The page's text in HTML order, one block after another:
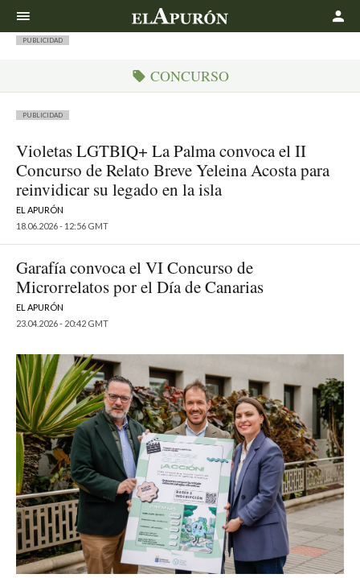
PUBLICIDAD
CONCURSO
PUBLICIDAD
Violetas LGTBIQ+ La Palma convoca el II
Concurso de Relato Breve Yeleina Acosta para
reinvidicar su legado en la isla
EL APURÓN
18.06.2026 - 12:56 GMT
Garafía convoca el VI Concurso de
Microrrelatos por el Día de Canarias
EL APURÓN
23.04.2026 - 20:42 GMT